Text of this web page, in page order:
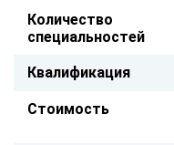
Количество
специальностей
Квалификация
Стоимость